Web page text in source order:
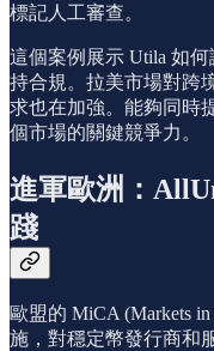
標記人工審查。
這個案例展示 Utila 如
持合規。拉美市場對跨
求也在加強。能夠同時
個市場的關鍵競爭力。
進軍歐洲：
踐
歐盟的 MiCA (Markets
施，對穩定幣發行商和